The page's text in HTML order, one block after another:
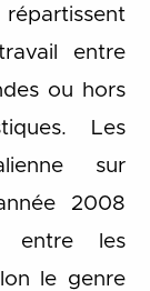
répartissent
entre
ou hors
Les
sur
2008
entre les
le genre